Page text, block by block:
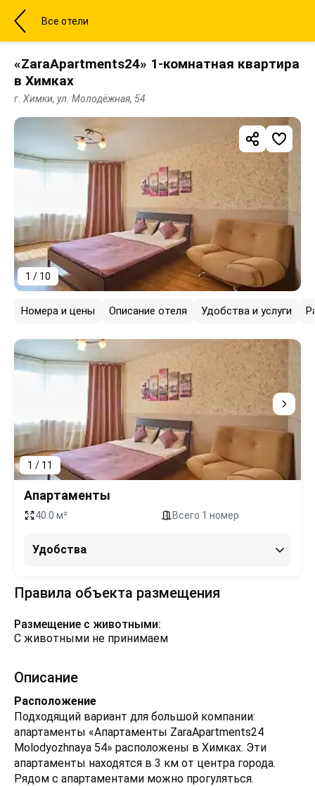
Все отели
«ZaraApartments24» 1-комнатная квартира
в Химках
г. Химки, ул. Молодёжная, 54
1 / 10
Номера и цены Описание отеля Удобства и услуги
1 / 11
Апартаменты
40.0 м² Всего 1 номер
Удобства
Правила объекта размещения
Размещение с животными:
С животными не принимаем
Описание
Расположение
Подходящий вариант для большой компании:
апартаменты «Апартаменты ZaraApartments24
Molodyozhnaya 54» расположены в Химках. Эти
апартаменты находятся в 3 км от центра города.
Рядом с апартаментами можно прогуляться.